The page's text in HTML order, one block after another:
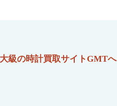
級の時計買取サイトGMTへ